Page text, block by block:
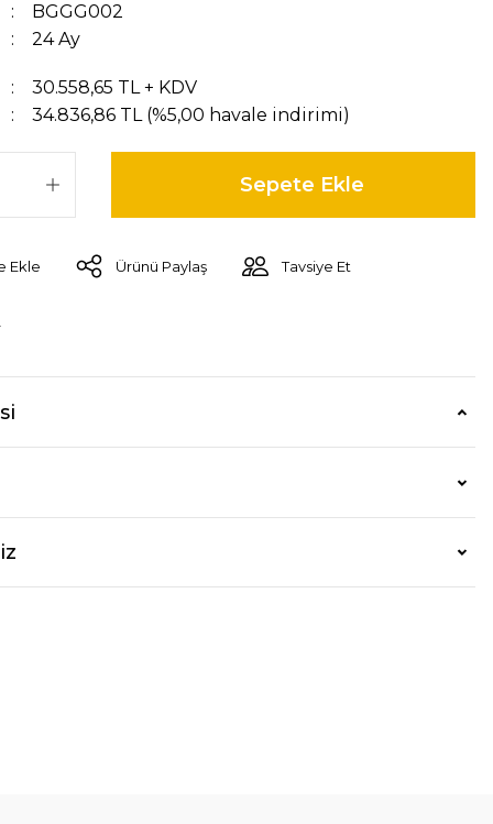
BGGG002
24 Ay
30.558,65 TL + KDV
34.836,86 TL (%5,00 havale indirimi)
Sepete Ekle
Ürünü Paylaş Tavsiye Et